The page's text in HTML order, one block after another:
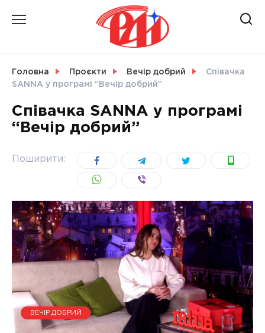
УКРАЇНА
Головна Проєкти Вечір добрий
Співачка
SANNA у програмі “Вечір добрий”
Співачка SANNA у програмі
“Вечір добрий”
Поширити:
ВЕЧІР ДОБРИЙ